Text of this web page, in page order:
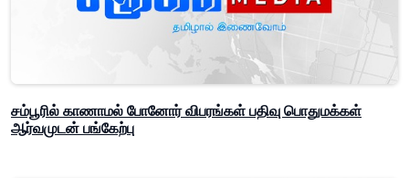
சம்பூரில் காணாமல் போனோர் விபரங்கள் பதிவு பொதுமக்கள்
ஆர்வமுடன் பங்கேற்பு